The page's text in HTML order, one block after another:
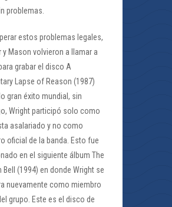
problemas.
estos problemas legales,
y Mason volvieron a llamar a
grabar el disco A
Lapse of Reason (1987)
gran éxito mundial, sin
Wright participó solo como
asalariado y no como
oficial de la banda. Esto fue
en el siguiente álbum The
Bell (1994) en donde Wright se
nuevamente como miembro
grupo. Este es el disco de